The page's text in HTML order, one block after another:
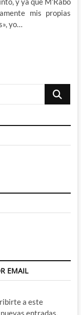
mis propias
yo…
Buscar
EMAIL
a este
entradas.